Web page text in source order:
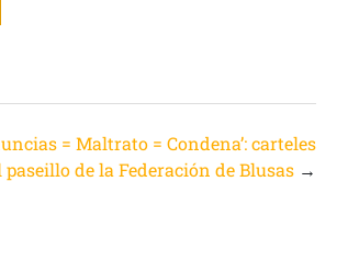
= Maltrato = Condena’: carteles
de la Federación de Blusas→